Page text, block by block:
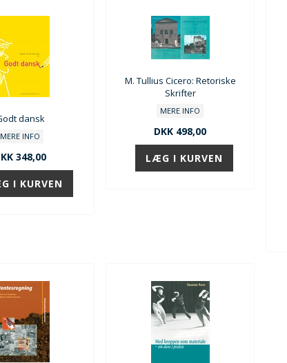
dansk
MERE INFO
348,00
M. Tullius Cicero: Retoriske
Skrifter
MERE INFO
DKK 498,00